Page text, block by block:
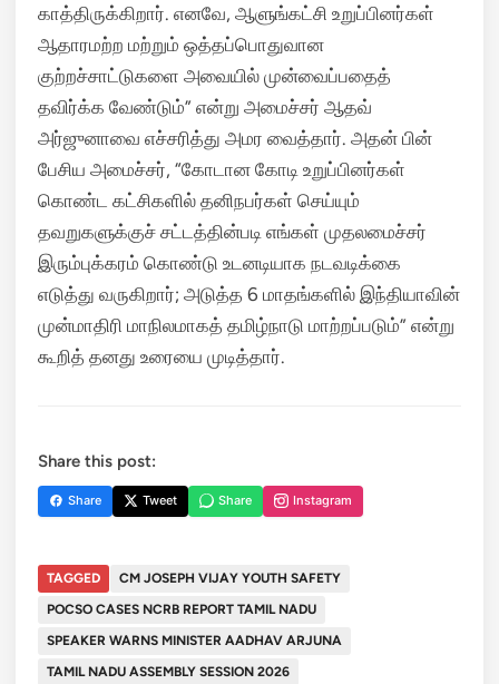
காத்திருக்கிறார். எனவே, ஆளுங்கட்சி உறுப்பினர்கள்
ஆதாரமற்ற மற்றும் ஒத்தப்பொதுவான
குற்றச்சாட்டுகளை அவையில் முன்வைப்பதைத்
தவிர்க்க வேண்டும்” என்று அமைச்சர் ஆதவ்
அர்ஜுனாவை எச்சரித்து அமர வைத்தார். அதன் பின்
பேசிய அமைச்சர், “கோடான கோடி உறுப்பினர்கள்
கொண்ட கட்சிகளில் தனிநபர்கள் செய்யும்
தவறுகளுக்குச் சட்டத்தின்படி எங்கள் முதலமைச்சர்
இரும்புக்கரம் கொண்டு உடனடியாக நடவடிக்கை
எடுத்து வருகிறார்; அடுத்த 6 மாதங்களில் இந்தியாவின்
முன்மாதிரி மாநிலமாகத் தமிழ்நாடு மாற்றப்படும்” என்று
கூறித் தனது உரையை முடித்தார்.
Share this post:
Share Tweet Share Instagram
TAGGED
CM JOSEPH VIJAY YOUTH SAFETY
POCSO CASES NCRB REPORT TAMIL NADU
SPEAKER WARNS MINISTER AADHAV ARJUNA
TAMIL NADU ASSEMBLY SESSION 2026